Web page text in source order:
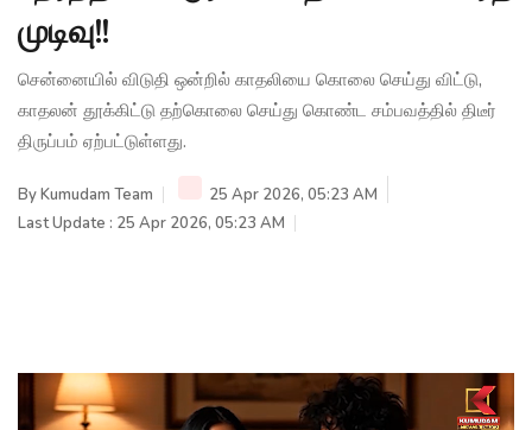
முடிவு!!
சென்னையில் விடுதி ஒன்றில் காதலியை கொலை செய்து விட்டு,
காதலன் தூக்கிட்டு தற்கொலை செய்து கொண்ட சம்பவத்தில் திடீர்
திருப்பம் ஏற்பட்டுள்ளது.
ByKumudam Team
25 Apr 2026, 05:23 AM
Last Update : 25 Apr 2026, 05:23 AM